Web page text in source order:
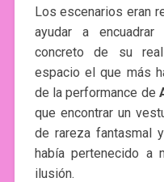
Los escenarios eran
ayudar a
concreto de su
espacio el que más
de la performance de
que encontrar un
de rareza fantasmal
había pertenecido a
ilusión.